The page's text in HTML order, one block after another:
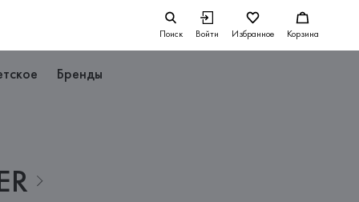
Поиск Войти Избранное Корзина
Бренды